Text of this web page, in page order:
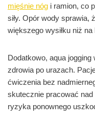
mięśnie nóg i ramion, co
siły. Opór wody sprawia,
większego wysiłku niż na
Dodatkowo, aqua jogging
zdrowia po urazach.
ćwiczenia bez
skutecznie pracować
ryzyka ponownego